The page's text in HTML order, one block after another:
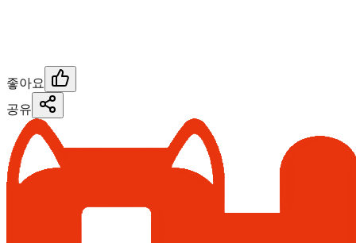
좋아요
공유